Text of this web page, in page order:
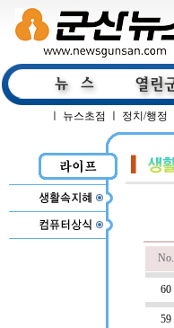
뉴스초점 정치/행정
No.
60
59